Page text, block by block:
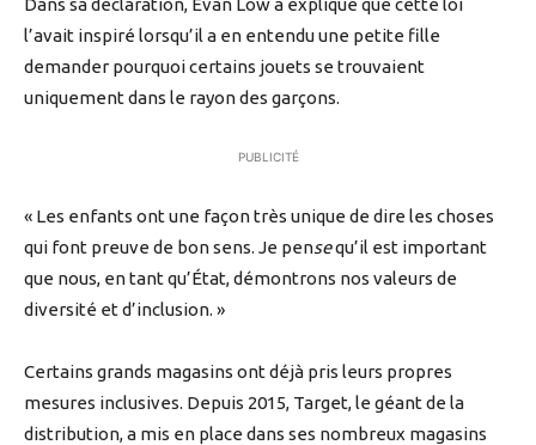
Dans sa déclaration, Evan Low a expliqué que cette loi
l’avait inspiré lorsqu’il a en entendu une petite fille
demander pourquoi certains jouets se trouvaient
uniquement dans le rayon des garçons.
PUBLICITÉ
« Les enfants ont une façon très unique de dire les choses
qui font preuve de bon sens. Je pensequ’il est important
que nous, en tant qu’État, démontrons nos valeurs de
diversité et d’inclusion. »
Certains grands magasins ont déjà pris leurs propres
mesures inclusives. Depuis 2015, Target, le géant de la
distribution, a mis en place dans ses nombreux magasins